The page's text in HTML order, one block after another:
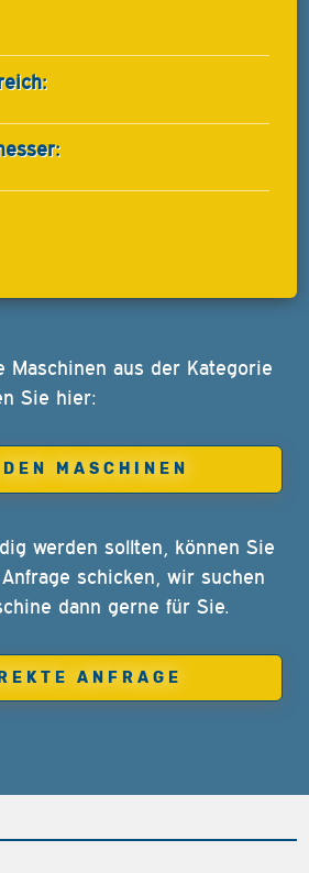
Maschinen aus der Kategorie
Sie hier:
MASCHINEN
werden sollten, können Sie
schicken, wir suchen
dann gerne für Sie.
ANFRAGE